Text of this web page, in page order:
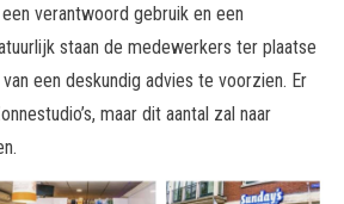
verantwoord gebruik en een
staan de medewerkers ter plaatse
een deskundig advies te voorzien. Er
maar dit aantal zal naar